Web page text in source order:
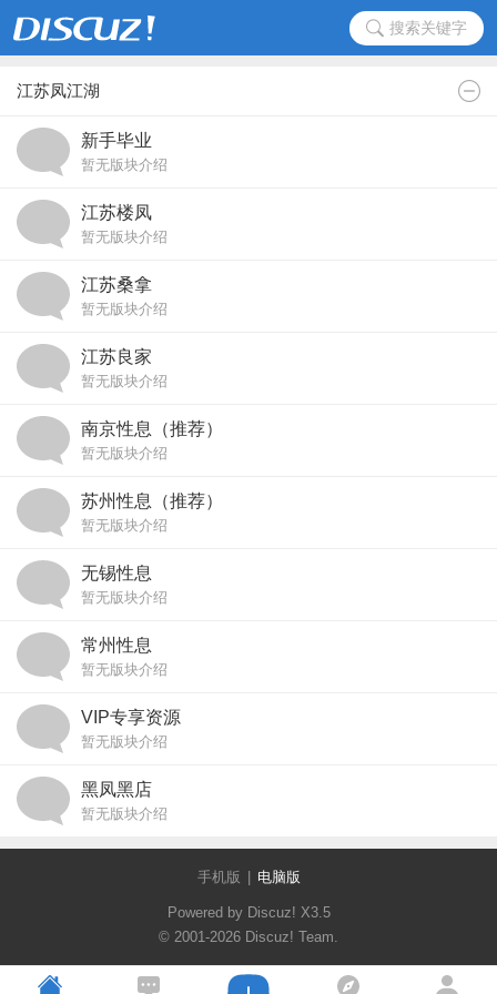
搜索关键字
江苏凤江湖
新手毕业
暂无版块介绍
江苏楼凤
暂无版块介绍
江苏桑拿
暂无版块介绍
江苏良家
暂无版块介绍
南京性息（推荐）
暂无版块介绍
苏州性息（推荐）
暂无版块介绍
无锡性息
暂无版块介绍
常州性息
暂无版块介绍
VIP专享资源
暂无版块介绍
黑凤黑店
暂无版块介绍
手机版 电脑版
Powered by Discuz! X3.5
© 2001-2026 Discuz! Team.